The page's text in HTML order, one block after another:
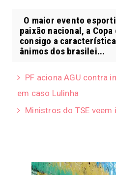
O maior evento
paixão nacional, a
consigo a
ânimos dos brasilei...
PF aciona AGU contra
em caso Lulinha
Ministros do TSE